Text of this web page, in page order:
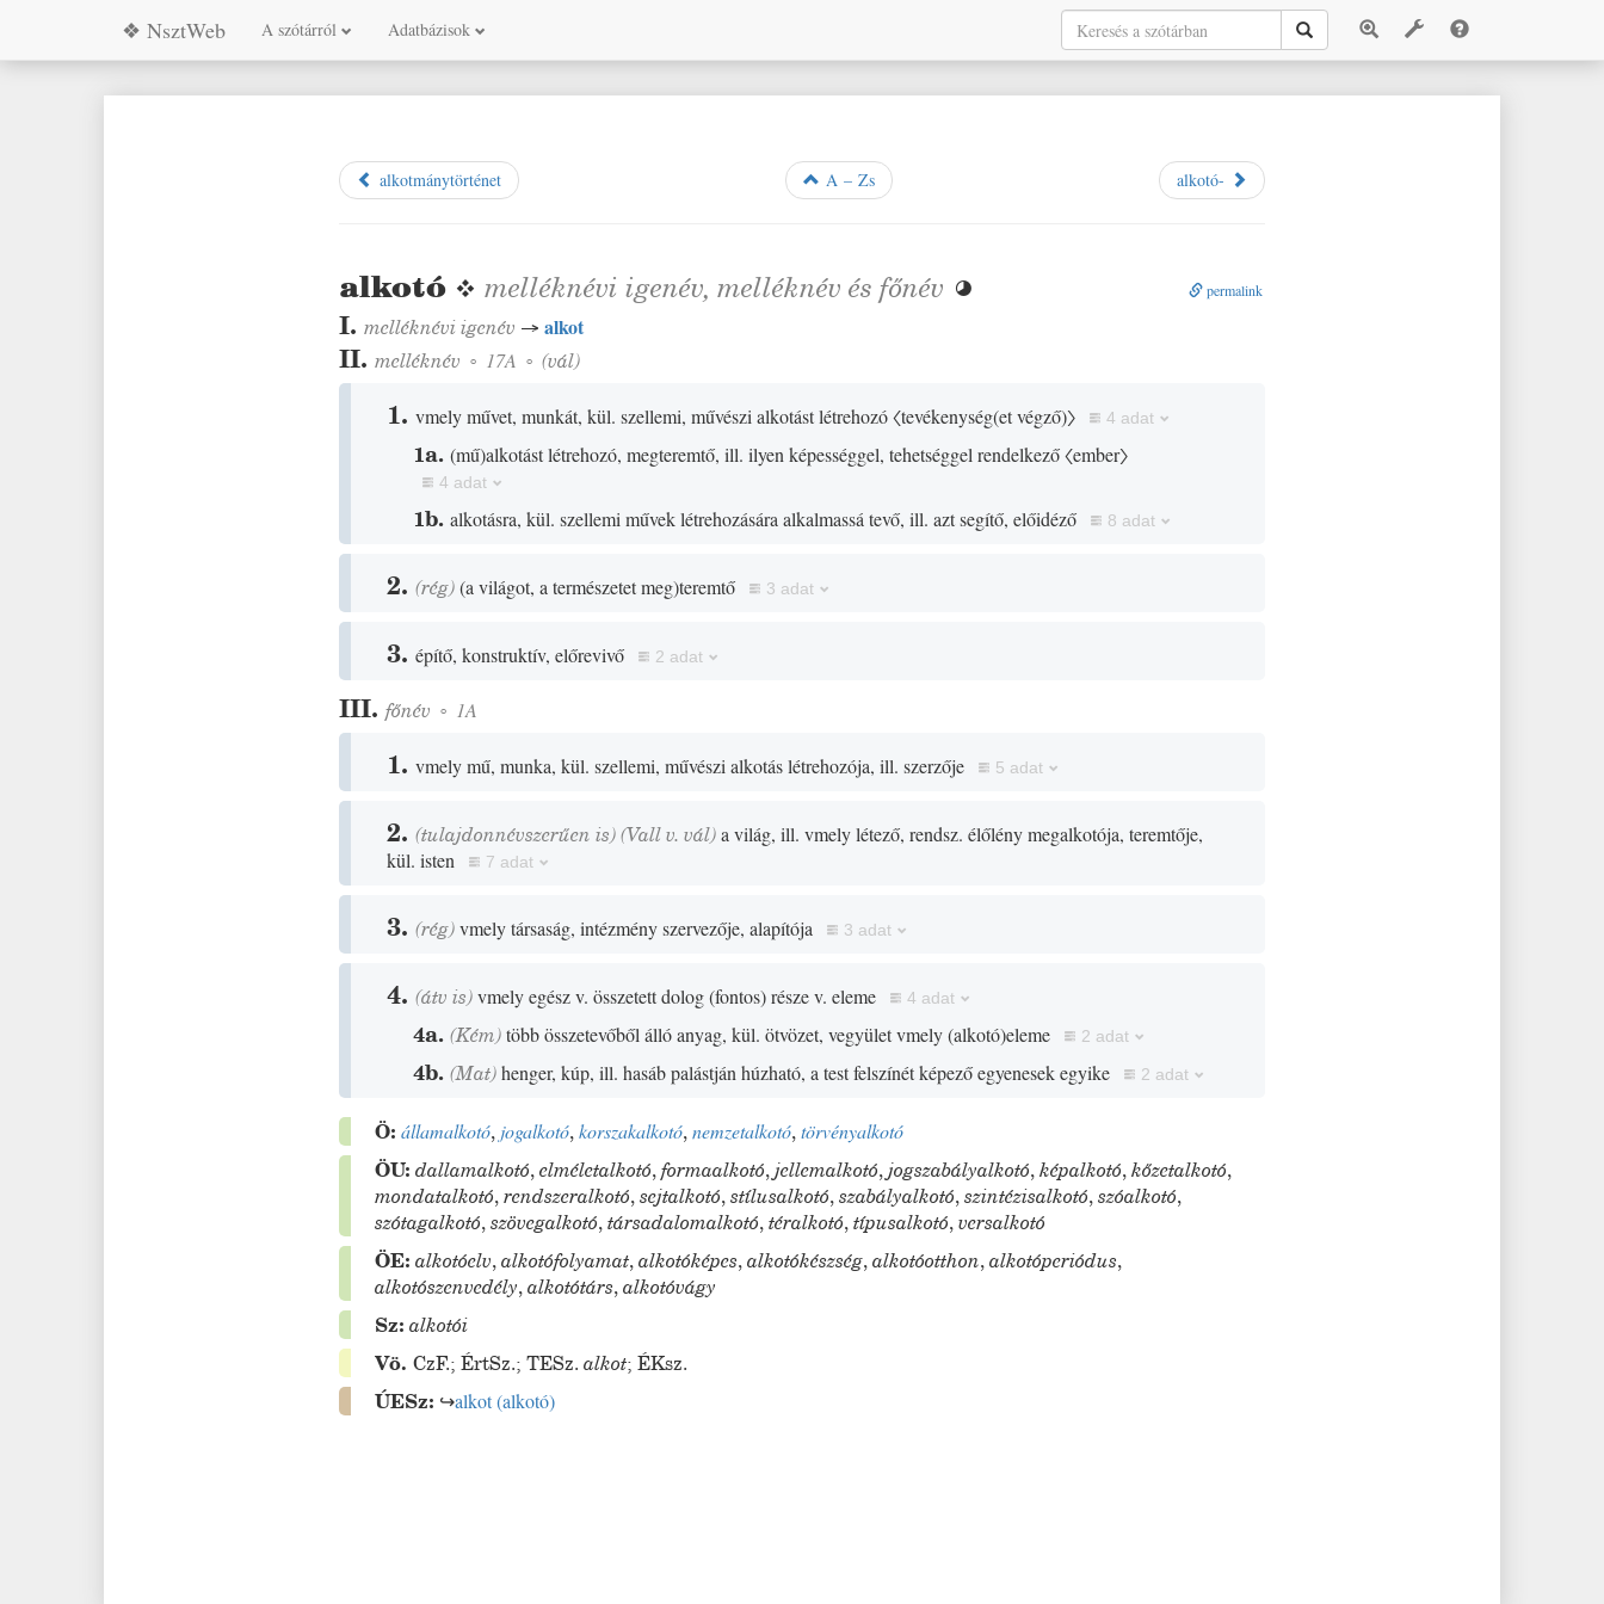
❖ NsztWeb A szótárról Adatbázisok
alkotmánytörténet A – Zs alkotó-
alkotó ❖melléknévi igenév,melléknév és főnév  permalink
I.melléknévi igenév →alkot
II.melléknév ◦ 17A ◦ (vál)
1.vmely művet, munkát, kül. szellemi, művészi alkotást létrehozó〈tevékenység(et végző)〉 4 adat
1a.(mű)alkotást létrehozó, megteremtő, ill. ilyen képességgel, tehetséggel rendelkező〈ember〉
4 adat
1b.alkotásra, kül. szellemi művek létrehozására alkalmassá tevő, ill. azt segítő, előidéző 8 adat
2.(rég) (a világot, a természetet meg)teremtő 3 adat
3.építő, konstruktív, előrevivő 2 adat
III.főnév ◦ 1A
1.vmely mű, munka, kül. szellemi, művészi alkotás létrehozója, ill. szerzője 5 adat
2.(tulajdonnévszerűen is)(Vallv.vál) a világ, ill. vmely létező, rendsz. élőlény megalkotója, teremtője,
kül. isten
7 adat
3.(rég) vmely társaság, intézmény szervezője, alapítója 3 adat
4.(átv is) vmely egész v. összetett dolog(fontos)része v. eleme 4 adat
4a.(Kém) több összetevőből álló anyag, kül. ötvözet, vegyület vmely(alkotó)eleme 2 adat
4b.(Mat) henger, kúp, ill. hasáb palástján húzható, a test felszínét képező egyenesek egyike 2 adat
Ö: államalkotó, jogalkotó,korszakalkotó,nemzetalkotó,törvényalkotó
ÖU: dallamalkotó,elméletalkotó,formaalkotó,jellemalkotó,jogszabályalkotó,képalkotó,kőzetalkotó,
mondatalkotó,rendszeralkotó,sejtalkotó,stílusalkotó,szabályalkotó,szintézisalkotó,szóalkotó,
szótagalkotó,szövegalkotó,társadalomalkotó,téralkotó,típusalkotó,versalkotó
ÖE: alkotóelv,alkotófolyamat,alkotóképes,alkotókészség,alkotóotthon,alkotóperiódus,
alkotószenvedély,alkotótárs,alkotóvágy
Sz: alkotói
Vö.CzF.;ÉrtSz.;TESz. alkot;ÉKsz.
ÚESz: ↪alkot(alkotó)